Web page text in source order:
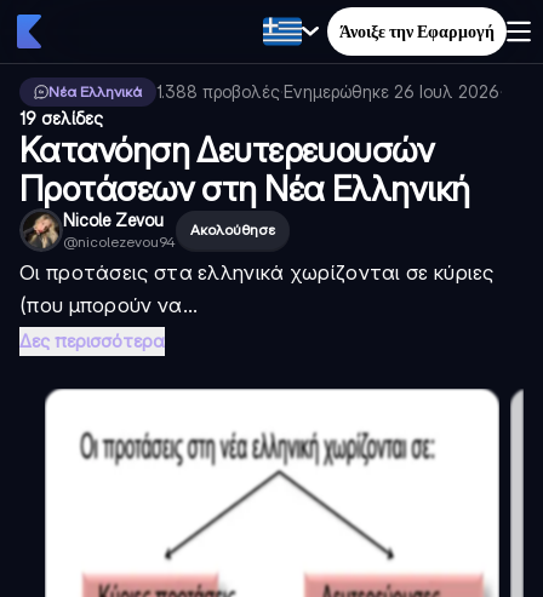
Άνοιξε την Εφαρμογή
Νέα Ελληνικά 1.388 προβολές·Ενημερώθηκε 26 Ιουλ 2026·
19 σελίδες
Κατανόηση Δευτερευουσών
Προτάσεων στη Νέα Ελληνική
Nicole Zevou
@nicolezevou94
Ακολούθησε
Οι προτάσεις στα ελληνικά χωρίζονται σε κύριες
(που μπορούν να...
Δες περισσότερα